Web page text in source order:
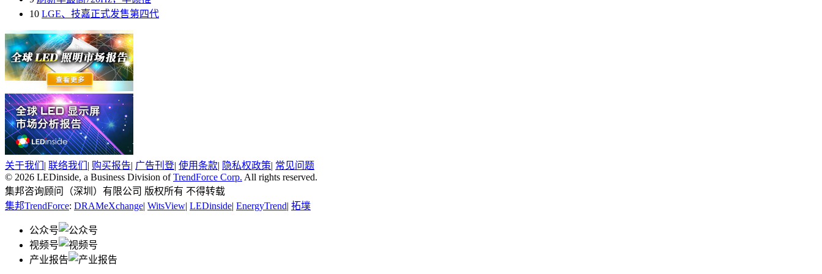
10 LGE、技嘉正式发售第四代
关于我们 | 联络我们 | 购买报告| 广告刊登| 使用条款| 隐私权政策| 常见问题
© 2026 LEDinside, a Business Division ofTrendForce Corp. All rights reserved.
集邦咨询顾问（深圳）有限公司 版权所有 不得转载
集邦TrendForce: DRAMeXchange| WitsView| LEDinside| EnergyTrend| 拓墣
公众号
视频号
产业报告